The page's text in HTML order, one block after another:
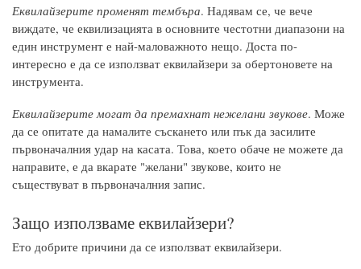
Еквилайзерите променят тембъра. Надявам се, че вече
виждате, че еквилизацията в основните честотни диапазони на
един инструмент е най-маловажното нещо. Доста по-
интересно е да се използват еквилайзери за обертоновете на
инструмента.
Еквилайзерите могат да премахнат нежелани звукове. Може
да се опитате да намалите съскането или пък да засилите
първоначалния удар на касата. Това, което обаче не можете да
направите, е да вкарате "желани" звукове, които не
съществуват в първоначалния запис.
Защо използваме еквилайзери?
Ето добрите причини да се използват еквилайзери.